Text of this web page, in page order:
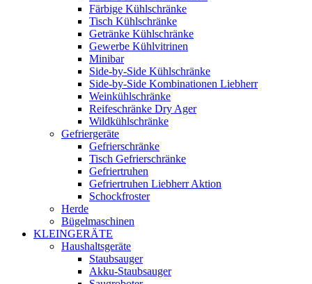
Färbige Kühlschränke
Tisch Kühlschränke
Getränke Kühlschränke
Gewerbe Kühlvitrinen
Minibar
Side-by-Side Kühlschränke
Side-by-Side Kombinationen Liebherr
Weinkühlschränke
Reifeschränke Dry Ager
Wildkühlschränke
Gefriergeräte
Gefrierschränke
Tisch Gefrierschränke
Gefriertruhen
Gefriertruhen Liebherr Aktion
Schockfroster
Herde
Bügelmaschinen
KLEINGERÄTE
Haushaltsgeräte
Staubsauger
Akku-Staubsauger